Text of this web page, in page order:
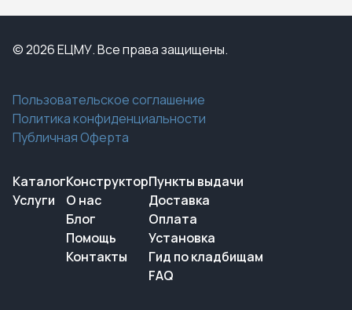
© 2026 ЕЦМУ. Все права защищены.
Пользовательское соглашение
Политика конфиденциальности
Публичная Оферта
Каталог
Услуги
Конструктор
О нас
Блог
Помощь
Контакты
Пункты выдачи
Доставка
Оплата
Установка
Гид по кладбищам
FAQ